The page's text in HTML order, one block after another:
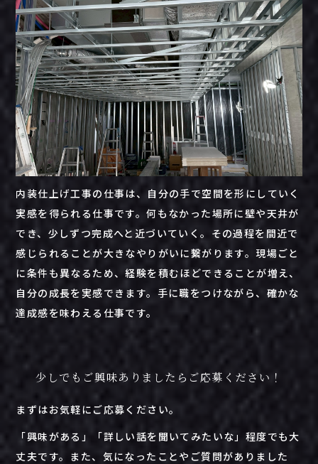
内装仕上げ工事の仕事は、自分の手で空間を形にしていく
実感を得られる仕事です。何もなかった場所に壁や天井が
でき、少しずつ完成へと近づいていく。その過程を間近で
感じられることが大きなやりがいに繋がります。現場ごと
に条件も異なるため、経験を積むほどできることが増え、
自分の成長を実感できます。手に職をつけながら、確かな
達成感を味わえる仕事です。
少しでもご興味ありましたらご応募ください！
まずはお気軽にご応募ください。
「興味がある」「詳しい話を聞いてみたいな」程度でも大
丈夫です。また、気になったことやご質問がありました